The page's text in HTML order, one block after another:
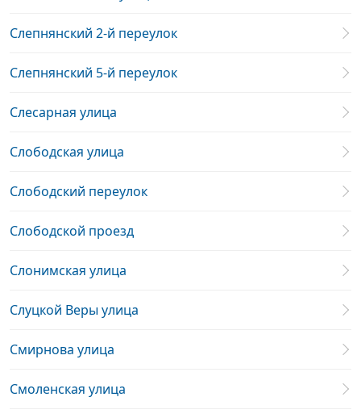
Слепнянский 2-й переулок
Слепнянский 5-й переулок
Слесарная улица
Слободская улица
Слободский переулок
Слободской проезд
Слонимская улица
Слуцкой Веры улица
Смирнова улица
Смоленская улица